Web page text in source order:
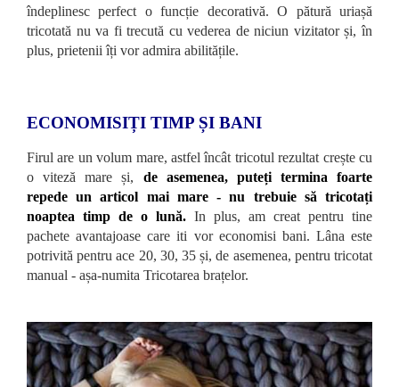
îndeplinesc perfect o funcție decorativă. O pătură uriașă
tricotată nu va fi trecută cu vederea de niciun vizitator și, în
plus, prietenii îți vor admira abilitățile.
ECONOMISIȚI TIMP ȘI BANI
Firul are un volum mare, astfel încât tricotul rezultat crește cu
o viteză mare și, de asemenea, puteți termina foarte
repede un articol mai mare - nu trebuie să tricotați
noaptea timp de o lună. In plus, am creat pentru tine
pachete avantajoase care iti vor economisi bani. Lâna este
potrivită pentru ace 20, 30, 35 și, de asemenea, pentru tricotat
manual - așa-numita Tricotarea brațelor.